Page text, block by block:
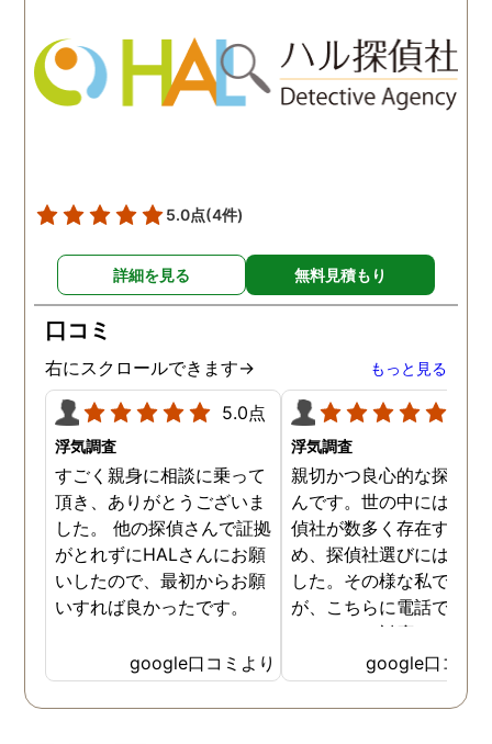
た私のケアをしっかりして
くださったおかげで、今は
元気に過ごせています。
も東京駅前相談室にお願
して良かったと思ってい
す。
5.0点(4件)
詳細を見る 無料見積もり
口コミ
右にスクロールできます→ もっと見る
5.0点
浮気調査
すごく親身に相談に乗って
頂き、ありがとうございま
した。 他の探偵さんで証拠
がとれずにHALさんにお願
いしたので、最初からお願
いすれば良かったです。
google口コミより
浮気調査
親切かつ良心的な探偵社
んです。世の中には詐欺
偵社が数多く存在するた
め、探偵社選びには慎重
した。その様な私でした
が、こちらに電話で相談
たところ、対応された方
探偵のノウハウまで丁寧
教えて下さったのです。
用できると思い、早速お
google口コミ